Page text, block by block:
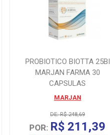
PROBIOTICO BIOTTA 25BI
MARJAN FARMA 30
CAPSULAS
MARJAN
DE: R$ 248,69
POR: R$ 211,39